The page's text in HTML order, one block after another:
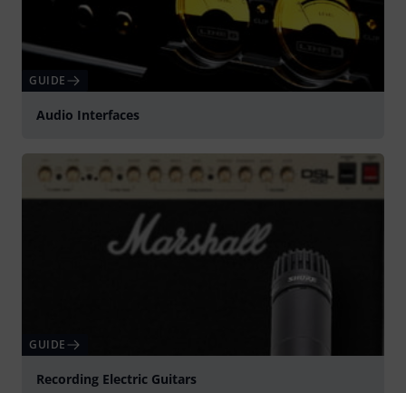
GUIDE
Audio Interfaces
GUIDE
Recording Electric Guitars